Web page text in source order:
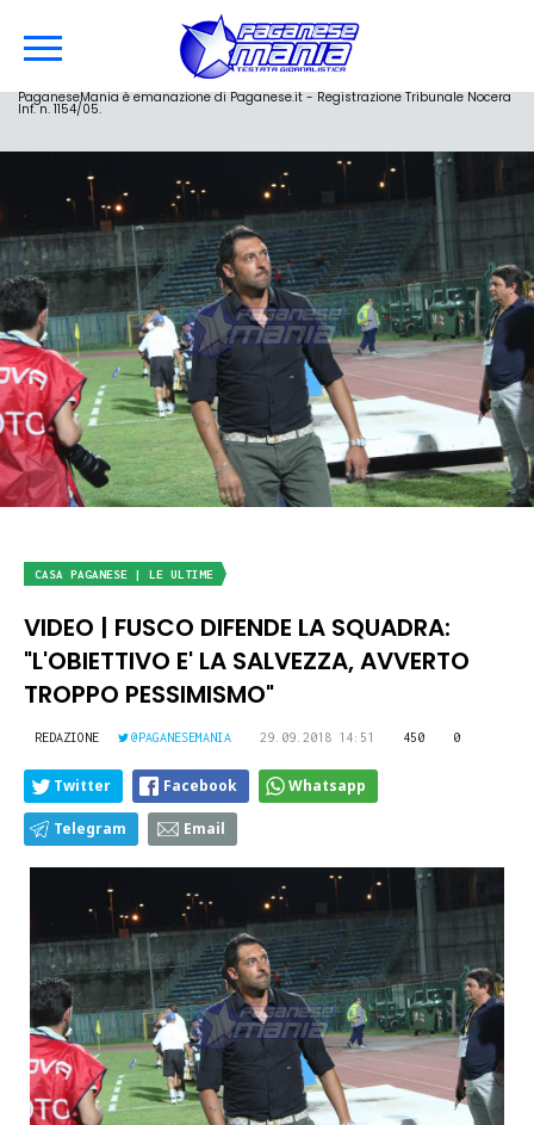
PaganeseMania è emanazione di Paganese.it - Registrazione Tribunale Nocera
Inf. n. 1154/05.
CASA PAGANESE | LE ULTIME
VIDEO | FUSCO DIFENDE LA SQUADRA:
"L'OBIETTIVO E' LA SALVEZZA, AVVERTO
TROPPO PESSIMISMO"
REDAZIONE @PAGANESEMANIA 29.09.2018 14:51 450 0
Twitter Facebook Whatsapp
Telegram Email